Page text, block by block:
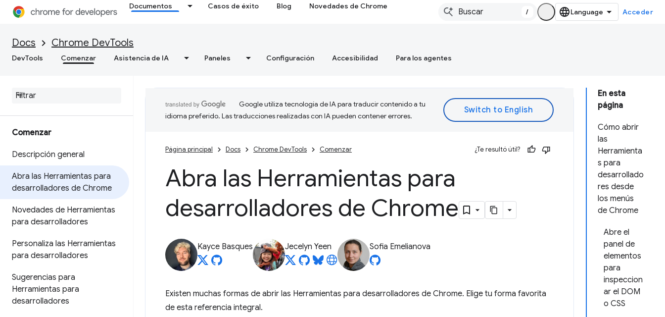
Documentos Casos de éxito Blog Novedades de Chrome
/ Acceder
Docs Chrome DevTools
DevTools Comenzar Asistencia de IA Paneles Configuración Accesibilidad Para los agentes
Comenzar
Descripción general
Abra las Herramientas para
desarrolladores de Chrome
Novedades de Herramientas
para desarrolladores
Personaliza las Herramientas
para desarrolladores
Sugerencias para
Herramientas para
desarrolladores
En esta
página
Cómo abrir
las
Herramienta
s para
desarrollado
res desde
los menús
de Chrome
Abre el
panel de
elementos
para
inspeccion
ar el DOM
o CSS
Google utiliza tecnología de IA para traducir contenido a tu
idioma preferido. Las traducciones realizadas con IA pueden contener errores.
Página principal Docs Chrome DevTools Comenzar ¿Te resultó útil?
Abra las Herramientas para
desarrolladores de Chrome
Kayce Basques Jecelyn Yeen Sofia Emelianova
Existen muchas formas de abrir las Herramientas para desarrolladores de Chrome. Elige tu forma favorita
de esta referencia integral.